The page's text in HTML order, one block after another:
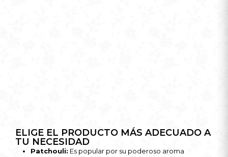
ELIGE EL PRODUCTO MÁS ADECUADO A
TU NECESIDAD
Patchouli: Es popular por su poderoso aroma